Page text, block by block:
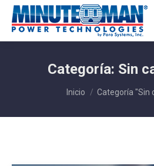
Categoría: Sin
Estás aquí:
Inicio Categoría "Sin